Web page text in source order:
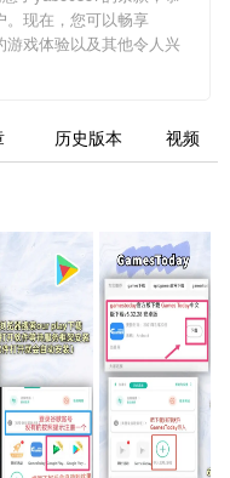
。现在，您可以畅享
戏体验以及其他令人兴
历史版本 视频